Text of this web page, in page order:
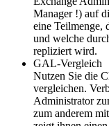
Manager !) auf
eine Teilmenge,
und welche
repliziert wird.
GAL-Vergleich
Nutzen Sie die
vergleichen.
Administrator
zum anderem